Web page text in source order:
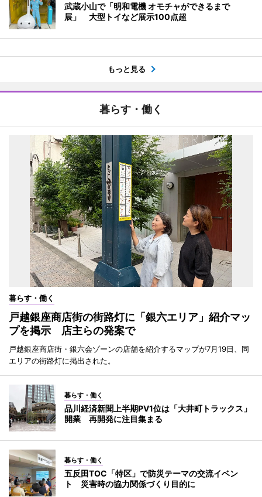
武蔵小山で「明和電機 オモチャができるまで
展」 大型トイなど展示100点超
もっと見る
暮らす・働く
暮らす・働く
戸越銀座商店街の街路灯に「銀六エリア」紹介マッ
プを掲示 店主らの発案で
戸越銀座商店街・銀六会ゾーンの店舗を紹介するマップが7月19日、同
エリアの街路灯に掲出された。
暮らす・働く
品川経済新聞上半期PV1位は「大井町トラックス」
開業 再開発に注目集まる
暮らす・働く
五反田TOC「特区」で防災テーマの交流イベン
ト 災害時の協力関係づくり目的に